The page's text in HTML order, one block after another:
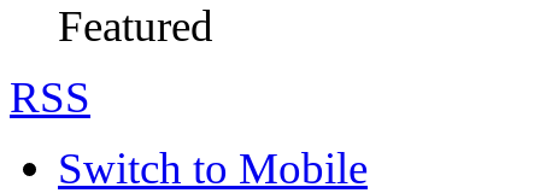
Featured
RSS
Switch to Mobile